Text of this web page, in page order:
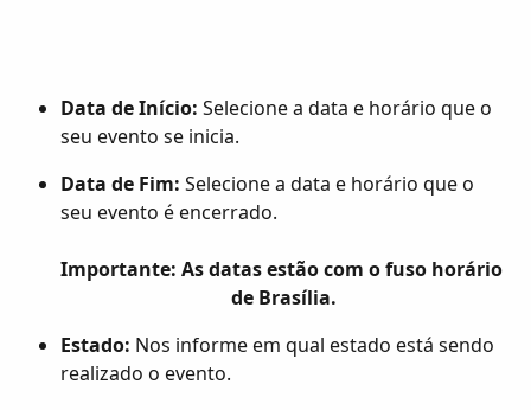
Data de Início: Selecione a data e horário que o
seu evento se inicia.
Data de Fim: Selecione a data e horário que o
seu evento é encerrado.
Importante: As datas estão com o fuso horário
de Brasília.
Estado: Nos informe em qual estado está sendo
realizado o evento.